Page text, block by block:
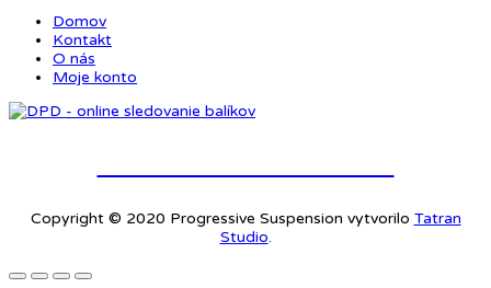
Domov
Kontakt
O nás
Moje konto
Copyright © 2020 Progressive Suspension vytvorilo Tatran
Studio.